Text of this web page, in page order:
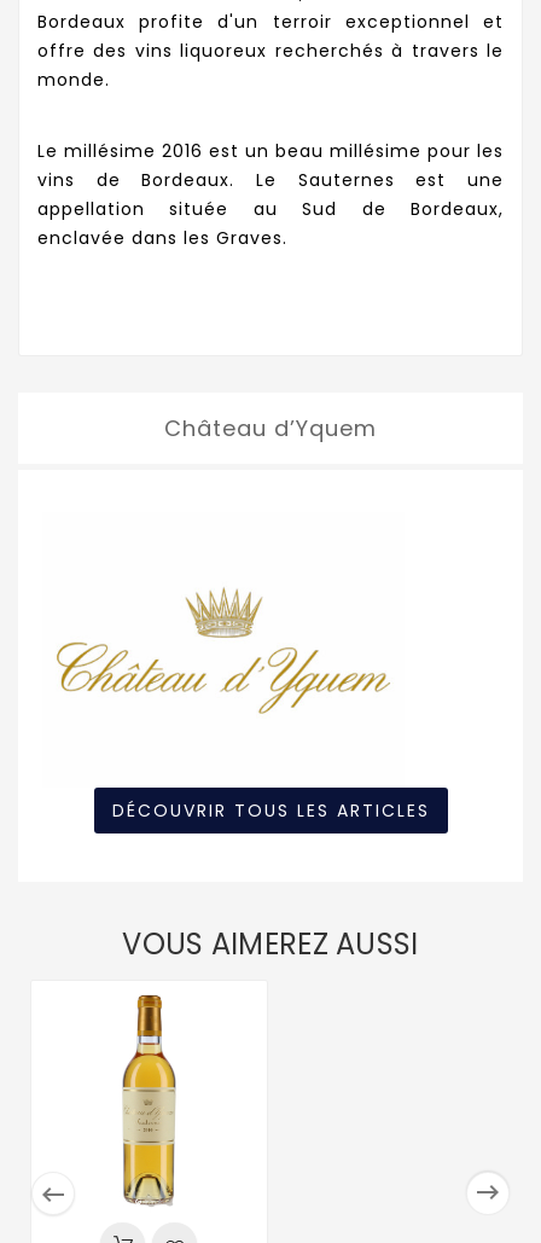
Bordeaux profite d'un terroir exceptionnel et
offre des vins liquoreux recherchés à travers le
monde.
Le millésime 2016 est un beau millésime pour les
vins de Bordeaux. Le Sauternes est une
appellation située au Sud de Bordeaux,
enclavée dans les Graves.
Château d’Yquem
DÉCOUVRIR TOUS LES ARTICLES
VOUS AIMEREZ AUSSI
 